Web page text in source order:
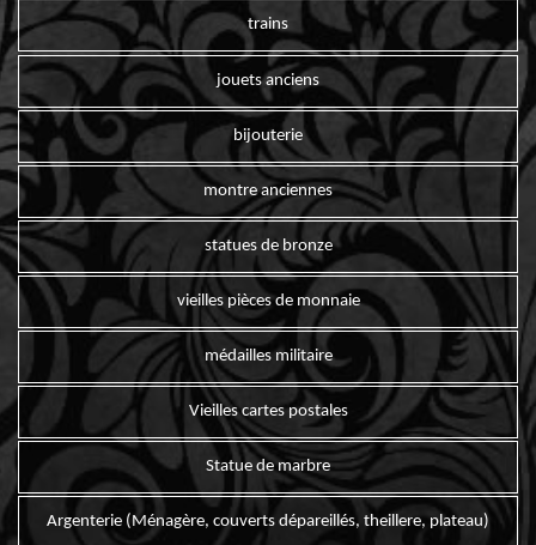
trains
jouets anciens
bijouterie
montre anciennes
statues de bronze
vieilles pièces de monnaie
médailles militaire
Vieilles cartes postales
Statue de marbre
Argenterie (Ménagère, couverts dépareillés, theillere, plateau)